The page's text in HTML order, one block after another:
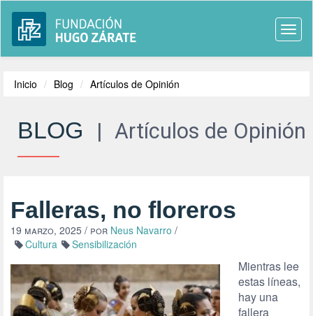
Inicio Blog Artículos de Opinión
BLOG | Artículos de Opinión
Falleras, no floreros
19 marzo, 2025 / por Neus Navarro /
Cultura
Sensibilización
Mientras lee
estas líneas,
hay una
fallera